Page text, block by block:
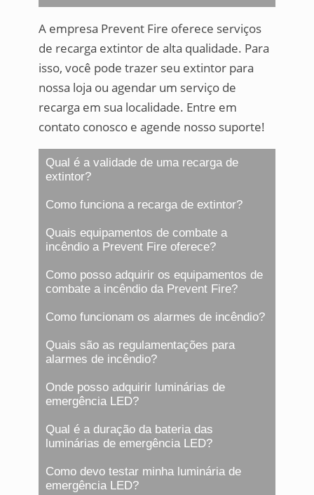
A empresa Prevent Fire oferece serviços
de recarga extintor de alta qualidade. Para
isso, você pode trazer seu extintor para
nossa loja ou agendar um serviço de
recarga em sua localidade. Entre em
contato conosco e agende nosso suporte!
Qual é a validade de uma recarga de
extintor?
Como funciona a recarga de extintor?
Quais equipamentos de combate a
incêndio a Prevent Fire oferece?
Como posso adquirir os equipamentos de
combate a incêndio da Prevent Fire?
Como funcionam os alarmes de incêndio?
Quais são as regulamentações para
alarmes de incêndio?
Onde posso adquirir luminárias de
emergência LED?
Qual é a duração da bateria das
luminárias de emergência LED?
Como devo testar minha luminária de
emergência LED?